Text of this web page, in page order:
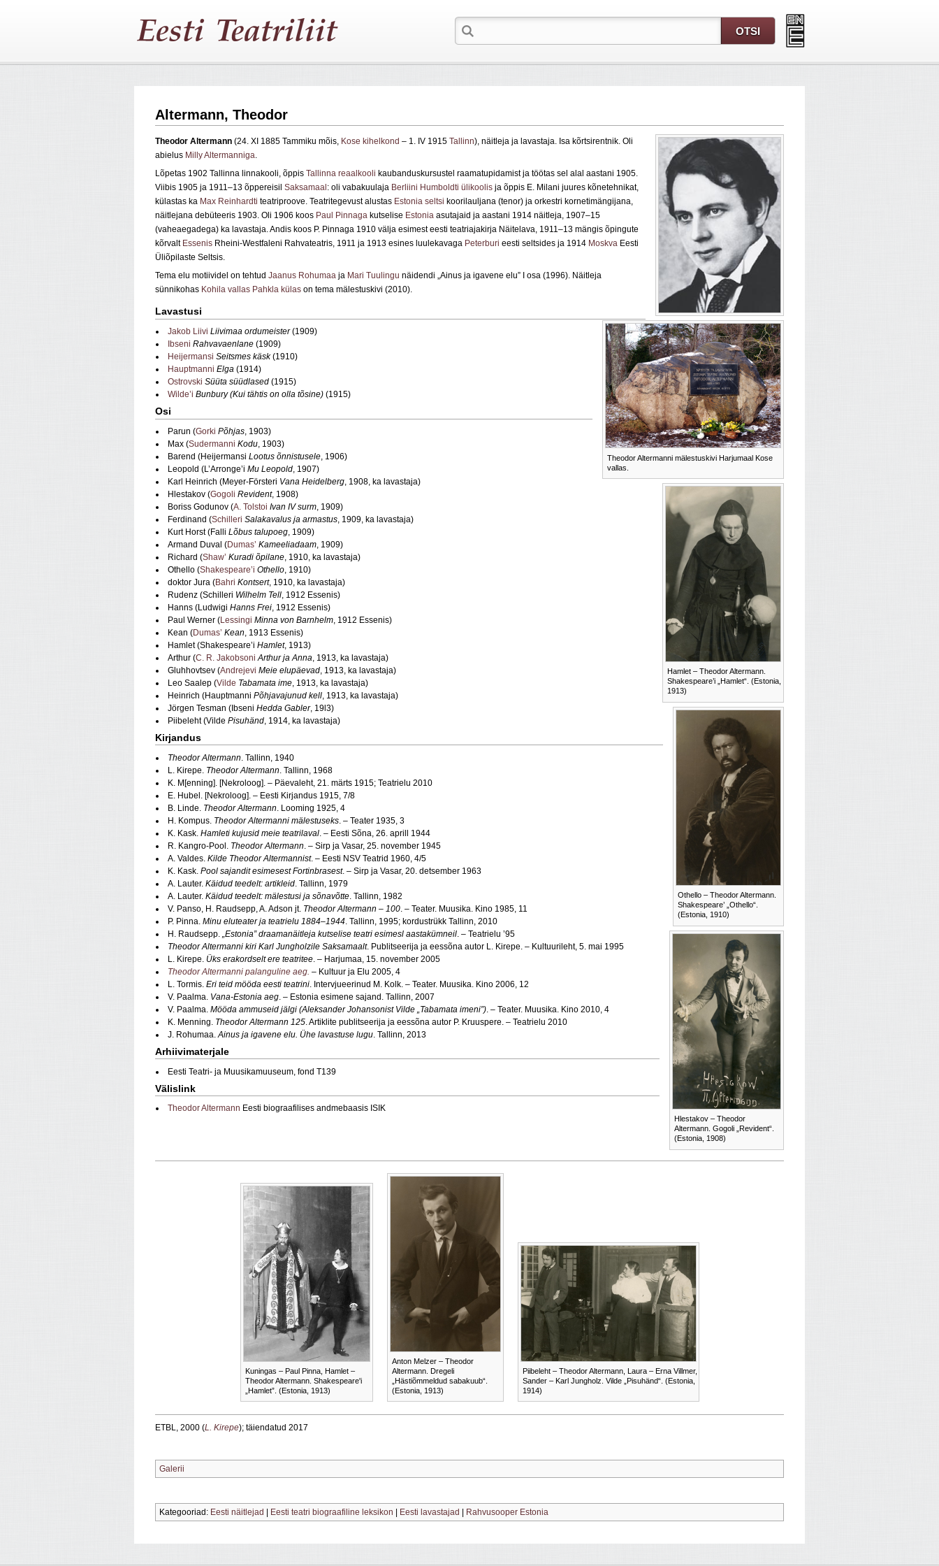
Altermann, Theodor
Theodor Altermanni mälestuskivi Harjumaal Kose
vallas.
Theodor Altermann (24. XI 1885 Tammiku mõis, Kose kihelkond – 1. IV 1915 Tallinn), näitleja ja lavastaja. Isa kõrtsirentnik. Oli
abielus Milly Altermanniga.
Lõpetas 1902 Tallinna linnakooli, õppis Tallinna reaalkooli kaubanduskursustel raamatupidamist ja töötas sel alal aastani 1905.
Viibis 1905 ja 1911–13 õppereisil Saksamaal : oli vabakuulaja Berliini Humboldti ülikoolis ja õppis E. Milani juures kõnetehnikat,
külastas ka Max Reinhardti teatriproove. Teatritegevust alustas Estonia seltsi koorilauljana (tenor) ja orkestri kornetimängijana,
näitlejana debüteeris 1903. Oli 1906 koos Paul Pinnaga kutselise Estonia asutajaid ja aastani 1914 näitleja, 1907–15
(vaheaegadega) ka lavastaja. Andis koos P. Pinnaga 1910 välja esimest eesti teatriajakirja Näitelava, 1911–13 mängis õpingute
kõrvalt Essenis Rheini-Westfaleni Rahvateatris, 1911 ja 1913 esines luulekavaga Peterburi eesti seltsides ja 1914 Moskva Eesti
Üliõpilaste Seltsis.
Tema elu motiividel on tehtud Jaanus Rohumaa ja Mari Tuulingu näidendi „Ainus ja igavene elu” I osa (1996). Näitleja
sünnikohas Kohila vallas Pahkla külas on tema mälestuskivi (2010).
Lavastusi
Jakob Liivi Liivimaa ordumeister(1909)
Ibseni Rahvavaenlane (1909)
Heijermansi Seitsmes käsk(1910)
Hauptmanni Elga (1914)
Ostrovski Süüta süüdlased (1915)
Wilde’i Bunbury (Kui tähtis on olla tõsine) (1915)
Osi
Hamlet – Theodor Altermann.
Shakespeare’i „Hamlet“. (Estonia,
1913)
Othello – Theodor Altermann.
Shakespeare’ „Othello“.
(Estonia, 1910)
Hlestakov – Theodor
Altermann. Gogoli „Revident“.
(Estonia, 1908)
Parun (Gorki Põhjas, 1903)
Max (Sudermanni Kodu, 1903)
Barend (Heijermansi Lootus õnnistusele, 1906)
Leopold (L’Arronge’i Mu Leopold, 1907)
Karl Heinrich (Meyer-Försteri Vana Heidelberg, 1908, ka lavastaja)
Hlestakov (Gogoli Revident, 1908)
Boriss Godunov (A. Tolstoi Ivan IV surm, 1909)
Ferdinand (Schilleri Salakavalus ja armastus, 1909, ka lavastaja)
Kurt Horst (Falli Lõbus talupoeg, 1909)
Armand Duval (Dumas’ Kameeliadaam, 1909)
Richard (Shaw’ Kuradi õpilane, 1910, ka lavastaja)
Othello (Shakespeare’i Othello, 1910)
doktor Jura (Bahri Kontsert, 1910, ka lavastaja)
Rudenz (Schilleri Wilhelm Tell, 1912 Essenis)
Hanns (Ludwigi Hanns Frei, 1912 Essenis)
Paul Werner (Lessingi Minna von Barnhelm, 1912 Essenis)
Kean (Dumas’ Kean, 1913 Essenis)
Hamlet (Shakespeare’i Hamlet, 1913)
Arthur (C. R. Jakobsoni Arthur ja Anna, 1913, ka lavastaja)
Gluhhovtsev (Andrejevi Meie elupäevad, 1913, ka lavastaja)
Leo Saalep (Vilde Tabamata ime, 1913, ka lavastaja)
Heinrich (Hauptmanni Põhjavajunud kell, 1913, ka lavastaja)
Jörgen Tesman (Ibseni Hedda Gabler, 19l3)
Piibeleht (Vilde Pisuhänd, 1914, ka lavastaja)
Kirjandus
Theodor Altermann. Tallinn, 1940
L. Kirepe. Theodor Altermann. Tallinn, 1968
K. M[enning]. [Nekroloog]. – Päevaleht, 21. märts 1915; Teatrielu 2010
E. Hubel. [Nekroloog]. – Eesti Kirjandus 1915, 7/8
B. Linde. Theodor Altermann. Looming 1925, 4
H. Kompus. Theodor Altermanni mälestuseks. – Teater 1935, 3
K. Kask. Hamleti kujusid meie teatrilaval. – Eesti Sõna, 26. aprill 1944
R. Kangro-Pool. Theodor Altermann. – Sirp ja Vasar, 25. november 1945
A. Valdes. Kilde Theodor Altermannist. – Eesti NSV Teatrid 1960, 4/5
K. Kask. Pool sajandit esimesest Fortinbrasest. – Sirp ja Vasar, 20. detsember 1963
A. Lauter. Käidud teedelt: artikleid. Tallinn, 1979
A. Lauter. Käidud teedelt: mälestusi ja sõnavõtte. Tallinn, 1982
V. Panso, H. Raudsepp, A. Adson jt. Theodor Altermann – 100. – Teater. Muusika. Kino 1985, 11
P. Pinna. Minu eluteater ja teatrielu 1884–1944. Tallinn, 1995; kordustrükk Tallinn, 2010
H. Raudsepp. „Estonia” draamanäitleja kutselise teatri esimesl aastakümneil. – Teatrielu ’95
Theodor Altermanni kiri Karl Jungholzile Saksamaalt. Publitseerija ja eessõna autor L. Kirepe. – Kultuurileht, 5. mai 1995
L. Kirepe. Üks erakordselt ere teatritee. – Harjumaa, 15. november 2005
Theodor Altermanni palanguline aeg. – Kultuur ja Elu 2005, 4
L. Tormis. Eri teid mööda eesti teatrini. Intervjueerinud M. Kolk. – Teater. Muusika. Kino 2006, 12
V. Paalma. Vana-Estonia aeg. – Estonia esimene sajand. Tallinn, 2007
V. Paalma. Mööda ammuseid jälgi (Aleksander Johansonist Vilde „Tabamata imeni”). – Teater. Muusika. Kino 2010, 4
K. Menning. Theodor Altermann 125. Artiklite publitseerija ja eessõna autor P. Kruuspere. – Teatrielu 2010
J. Rohumaa.Ainus ja igavene elu. Ühe lavastuse lugu. Tallinn, 2013
Arhiivimaterjale
Eesti Teatri- ja Muusikamuuseum, fond T139
Välislink
Theodor Altermann Eesti biograafilises andmebaasis ISIK
Kuningas – Paul Pinna, Hamlet –
Theodor Altermann. Shakespeare'i
„Hamlet”. (Estonia, 1913)
Anton Melzer – Theodor
Altermann. Dregeli
„Hästiõmmeldud sabakuub“.
(Estonia, 1913)
Piibeleht – Theodor Altermann, Laura – Erna Villmer,
Sander – Karl Jungholz. Vilde „Pisuhänd“. (Estonia,
1914)
ETBL, 2000 (L. Kirepe); täiendatud 2017
Galerii
Kategooriad: Eesti näitlejad Eesti teatri biograafiline leksikon Eesti lavastajad Rahvusooper Estonia